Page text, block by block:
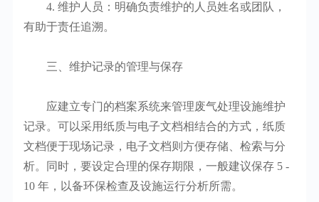
4. 维护人员：明确负责维护的人员姓名或团队，
有助于责任追溯。
三、维护记录的管理与保存
应建立专门的档案系统来管理废气处理设施维护
记录。可以采用纸质与电子文档相结合的方式，纸质
文档便于现场记录，电子文档则方便存储、检索与分
析。同时，要设定合理的保存期限，一般建议保存 5 -
10 年，以备环保检查及设施运行分析所需。